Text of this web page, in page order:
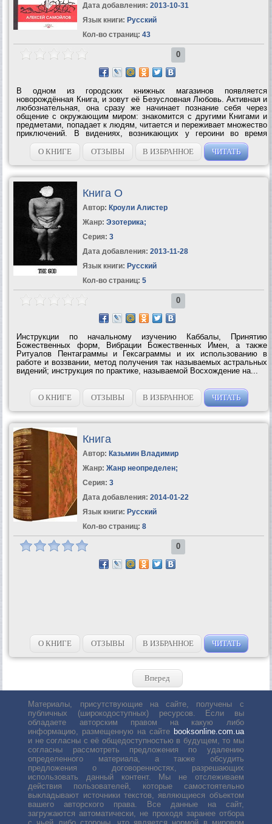
Дата добавления: 2013-10-31
Язык книги: Русский
Кол-во страниц: 43
0
В одном из городских книжных магазинов появляется
новорождённая Книга, и зовут её Безусловная Любовь. Активная и
любознательная, она сразу же начинает познание себя через
общение с окружающим миром: знакомится с другими Книгами и
предметами, попадает к людям, читается и переживает множество
приключений. В видениях, возникающих у героини во время
чтения, она видит распятого на кресте человека, а затем
обращается в девушку по имени...
О КНИГЕ ОТЗЫВЫ В ИЗБРАННОЕ ЧИТАТЬ
Книга О
Автор: Кроули Алистер
Жанр: Эзотерика;
Серия: 3
Дата добавления: 2013-11-28
Язык книги: Русский
Кол-во страниц: 5
0
Инструкции по начальному изучению Каббалы, Принятию
Божественных форм, Вибрации Божественных Имен, а также
Ритуалов Пентаграммы и Гексаграммы и их использованию в
работе и воззвании, метод получения так называемых астральных
видений; инструкция по практике, называемой Восхождение на...
О КНИГЕ ОТЗЫВЫ В ИЗБРАННОЕ ЧИТАТЬ
Книга
Автор: Казьмин Владимир
Жанр: Жанр неопределен;
Серия: 3
Дата добавления: 2014-01-22
Язык книги: Русский
Кол-во страниц: 8
0
О КНИГЕ ОТЗЫВЫ В ИЗБРАННОЕ ЧИТАТЬ
Вперед
Материалы, присутствующие на сайте, получены с
публичных (широкодоступных) ресурсов. Если вы
обладаете авторским правом на какую либо
информацию, размещенную на сайте booksonline.com.ua
и не согласны с её общедоступностью в будущем, то мы
согласны рассмотреть предложения по удалению
определенного материала, а также обсудить
предложения о договоренностях, разрешающих
использовать данный контент. Мы не отслеживаем
действия пользователей, которые самостоятельно
выкладывают источники текстов, являющиеся объектом
вашего авторского права. Все данные на сайт,
загружаются автоматически, не проходя заранее отбора